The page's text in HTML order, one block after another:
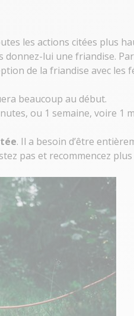
les actions citées plus
donnez-lui une friandise.
de la friandise avec les
beaucoup au début.
ou 1 semaine, voire 1
. Il a besoin d’être
pas et recommencez